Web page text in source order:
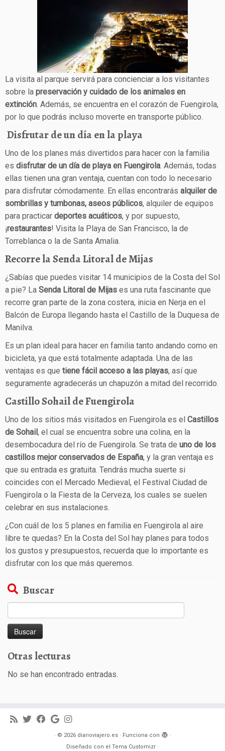
La visita al parque servirá para concienciar a los visitantes
sobre la preservación y cuidado de los animales en
extinción. Además, se encuentra en el corazón de Fuengirola,
por lo que podrás incluso moverte en transporte público.
Disfrutar de un día en la playa
Uno de los planes más divertidos para hacer con la familia
es disfrutar de un día de playa en Fuengirola. Además, todas
ellas tienen una gran ventaja, cuentan con todo lo necesario
para disfrutar cómodamente. En ellas encontrarás alquiler de
sombrillas y tumbonas, aseos públicos, alquiler de equipos
para practicar deportes acuáticos, y por supuesto,
¡restaurantes! Visita la Playa de San Francisco, la de
Torreblanca o la de Santa Amalia.
Recorre la Senda Litoral de Mijas
¿Sabías que puedes visitar 14 municipios de la Costa del Sol
a pie? La Senda Litoral de Mijas es una ruta fascinante que
recorre gran parte de la zona costera, inicia en Nerja en el
Balcón de Europa llegando hasta el Castillo de la Duquesa de
Manilva.
Es un plan ideal para hacer en familia tanto andando como en
bicicleta, ya que está totalmente adaptada. Una de las
ventajas es que tiene fácil acceso a las playas, así que
seguramente agradecerás un chapuzón a mitad del recorrido.
Castillo Sohail de Fuengirola
Uno de los sitios más visitados en Fuengirola es el Castillos
de Sohail, el cual se encuentra sobre una colina, en la
desembocadura del río de Fuengirola. Se trata de uno de los
castillos mejor conservados de España, y la gran ventaja es
que su entrada es gratuita. Tendrás mucha suerte si
coincides con el Mercado Medieval, el Festival Ciudad de
Fuengirola o la Fiesta de la Cerveza, los cuales se suelen
celebrar en sus instalaciones.
¿Con cuál de los 5 planes en familia en Fuengirola al aire
libre te quedas? En la Costa del Sol hay planes para todos
los gustos y presupuestos, recuerda que lo importante es
disfrutar con los que más queremos.
Buscar
Otras lecturas
No se han encontrado entradas.
· © 2026 diarioviajero.es· Funciona con
·
Diseñado con el Tema Customizr ·